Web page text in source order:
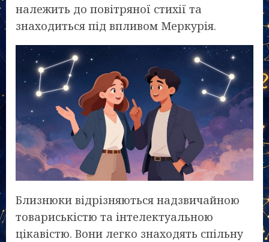
належить до повітряної стихії та
знаходиться під впливом Меркурія.
Близнюки відрізняються надзвичайною
товариськістю та інтелектуальною
цікавістю. Вони легко знаходять спільну